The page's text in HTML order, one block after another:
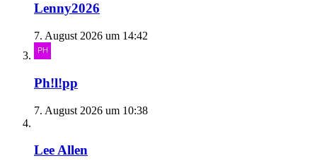
Lenny2026
7. August 2026 um 14:42
Ph!l!pp
7. August 2026 um 10:38
Lee Allen